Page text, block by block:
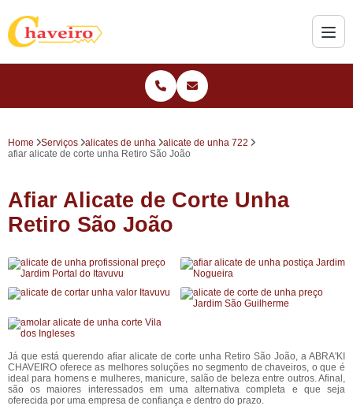
Home Serviços alicates de unha
alicate de unha 722
afiar alicate de corte unha Retiro São João
Afiar Alicate de Corte Unha
Retiro São João
Já que está querendo afiar alicate de corte unha Retiro São João, a ABRA'KI
CHAVEIRO oferece as melhores soluções no segmento de chaveiros, o que é
ideal para homens e mulheres, manicure, salão de beleza entre outros. Afinal,
são os maiores interessados em uma alternativa completa e que seja
oferecida por uma empresa de confiança e dentro do prazo.